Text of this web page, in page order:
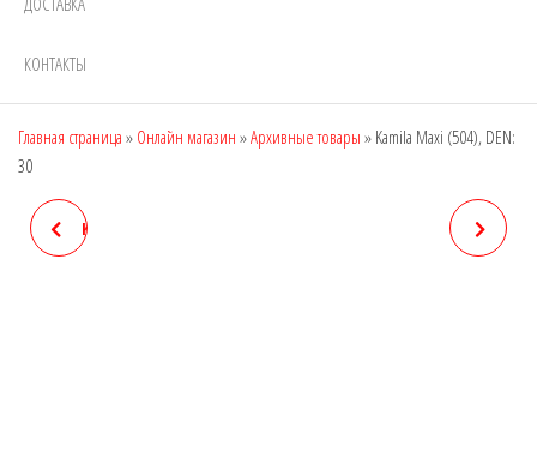
КОНТАКТЫ
Главная страница » Онлайн магазин »Архивные товары » Kamila Maxi (504), DEN:
30
KAMILA FREE (502), DEN: 30